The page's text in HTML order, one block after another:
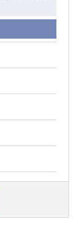
」から徒歩2分 ②東